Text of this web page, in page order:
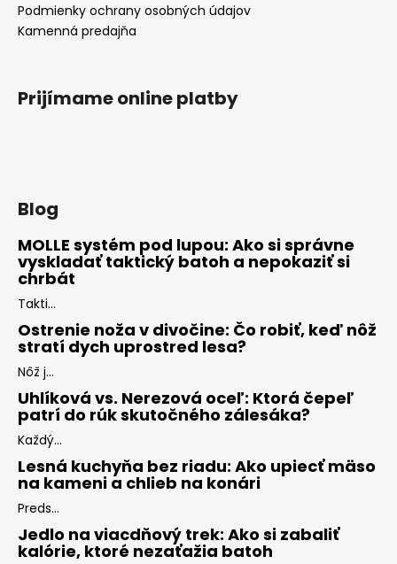
Podmienky ochrany osobných údajov
Kamenná predajňa
Prijímame online platby
Blog
MOLLE systém pod lupou: Ako si správne
vyskladať taktický batoh a nepokaziť si
chrbát
Takti...
Ostrenie noža v divočine: Čo robiť, keď nôž
stratí dych uprostred lesa?
Nôž j...
Uhlíková vs. Nerezová oceľ: Ktorá čepeľ
patrí do rúk skutočného zálesáka?
Každý...
Lesná kuchyňa bez riadu: Ako upiecť mäso
na kameni a chlieb na konári
Preds...
Jedlo na viacdňový trek: Ako si zabaliť
kalórie, ktoré nezaťažia batoh